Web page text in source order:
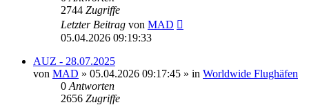
2744 Zugriffe
Letzter Beitrag von MAD
05.04.2026 09:19:33
AUZ - 28.07.2025
von MAD » 05.04.2026 09:17:45 » in Worldwide Flughäfen
0 Antworten
2656 Zugriffe